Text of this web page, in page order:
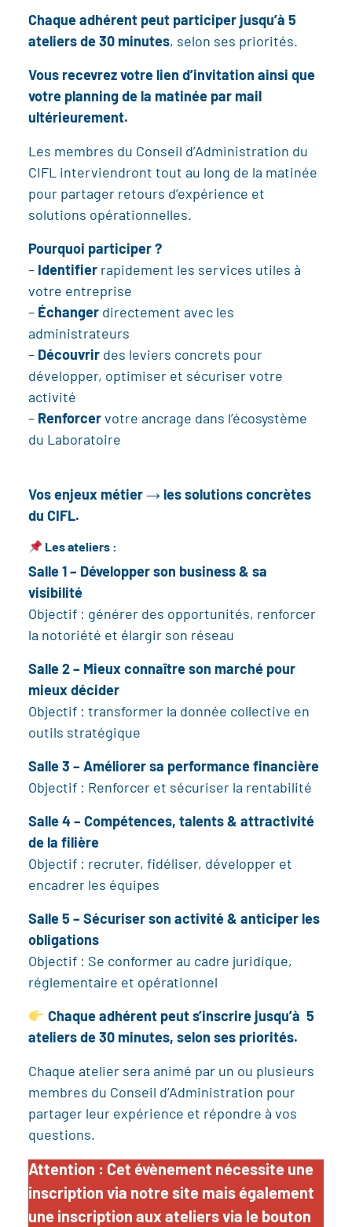
Chaque adhérent peut participer jusqu’à 5
ateliers de 30 minutes, selon ses priorités.
Vous recevrez votre lien d’invitation ainsi que
votre planning de la matinée par mail
ultérieurement.
Les membres du Conseil d’Administration du
CIFL interviendront tout au long de la matinée
pour partager retours d’expérience et
solutions opérationnelles.
Pourquoi participer ?
– Identifier rapidement les services utiles à
votre entreprise
– Échanger directement avec les
administrateurs
– Découvrir des leviers concrets pour
développer, optimiser et sécuriser votre
activité
– Renforcer votre ancrage dans l’écosystème
du Laboratoire
Vos enjeux métier → les solutions concrètes
du CIFL.
Les ateliers :
Salle 1 – Développer son business & sa
visibilité
Objectif : générer des opportunités, renforcer
la notoriété et élargir son réseau
Salle 2 – Mieux connaître son marché pour
mieux décider
Objectif : transformer la donnée collective en
outils stratégique
Salle 3 – Améliorer sa performance financière
Objectif : Renforcer et sécuriser la rentabilité
Salle 4 – Compétences, talents & attractivité
de la filière
Objectif : recruter, fidéliser, développer et
encadrer les équipes
Salle 5 – Sécuriser son activité & anticiper les
obligations
Objectif : Se conformer au cadre juridique,
réglementaire et opérationnel
Chaque adhérent peut s’inscrire jusqu’à 5
ateliers de 30 minutes, selon ses priorités.
Chaque atelier sera animé par un ou plusieurs
membres du Conseil d’Administration pour
partager leur expérience et répondre à vos
questions.
Attention : Cet évènement nécessite une
inscription via notre site mais également
une inscription aux ateliers via le bouton